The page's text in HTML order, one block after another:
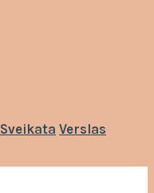
Sveikata Verslas